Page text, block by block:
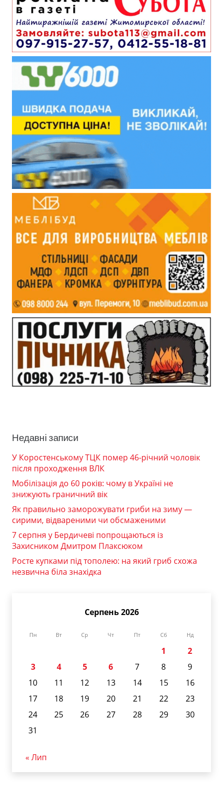
Недавні записи
У Коростенському ТЦК помер 46-річний чоловік
після проходження ВЛК
Мобілізація до 60 років: чому в Україні не
знижують граничний вік
Як правильно заморожувати гриби на зиму —
сирими, відвареними чи обсмаженими
7 серпня у Бердичеві попрощаються із
Захисником Дмитром Плаксюком
Росте купками під тополею: на який гриб схожа
незвична біла знахідка
Серпень 2026
Пн Вт Ср Чт Пт Сб Нд
1
2
3
4 5 6 7 8
9
10
11 12 13 14 15
16
17
18 19 20 21 22
23
24
25 26 27 28 29
30
31
« Лип